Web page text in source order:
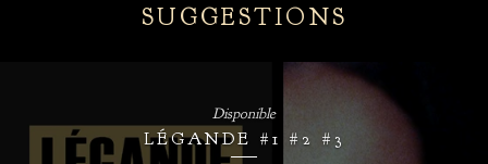
SUGGESTIONS
LÉGANDE #1 #2 #3
Disponible